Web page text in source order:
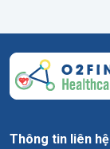
Thông tin liên hệ